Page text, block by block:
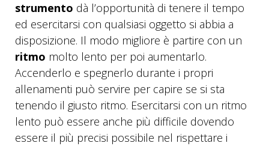
strumento dà l’opportunità di tenere il tempo
ed esercitarsi con qualsiasi oggetto si abbia a
disposizione. Il modo migliore è partire con un
ritmo molto lento per poi aumentarlo.
Accenderlo e spegnerlo durante i propri
allenamenti può servire per capire se si sta
tenendo il giusto ritmo. Esercitarsi con un ritmo
lento può essere anche più difficile dovendo
essere il più precisi possibile nel rispettare i